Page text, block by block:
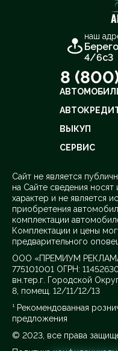
наш
4/6с3
8
ВЫКУП
СЕРВИС
Cайт не является
на Сайте сведения
характер и не является
приобретения
комплектации
Комплектации и цены
предварительного
ООО «ПРЕМИУМ
775101001 ОГРН:
вн.тер.г. Городской
8, помещ. 12/11/12/13
¹ Рекомендованная
предложения
© 2023, все права